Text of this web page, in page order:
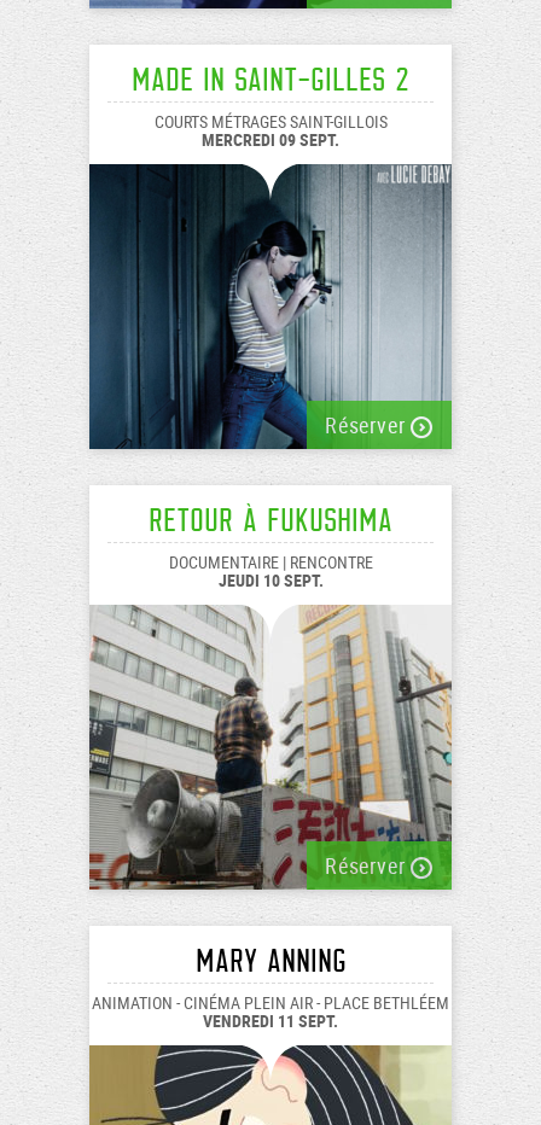
Made In Saint-Gilles 2
COURTS MÉTRAGES SAINT-GILLOIS
MERCREDI 09 SEPT.
Réserver
Retour à Fukushima
DOCUMENTAIRE | RENCONTRE
JEUDI 10 SEPT.
Réserver
Mary Anning
ANIMATION - CINÉMA PLEIN AIR - PLACE BETHLÉEM
VENDREDI 11 SEPT.